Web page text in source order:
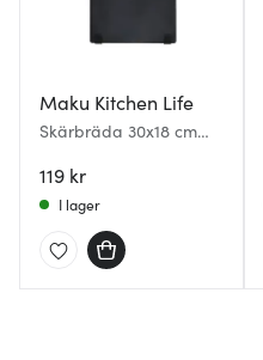
Maku Kitchen Life
Skärbräda 30x18 cm
119 kr
I lager